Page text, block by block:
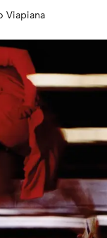
Gaga in un
nella storia dei
Viapiana